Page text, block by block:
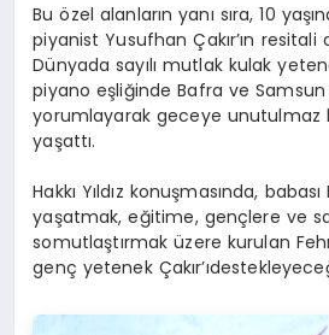
Buözel alanların yanı sıra, 10
piyanist Yusufhan Çakır’ın resitali
Dünyada sayılı mutlakkulak
piyano eşliğinde Bafra ve Samsun
yorumlayarak geceye unutulmaz
yaşattı.
Hakkı Yıldız konuşmasında, babası
yaşatmak,eğitime, gençlere ve
somutlaştırmak üzere kurulan
genç yetenek Çakır’ı